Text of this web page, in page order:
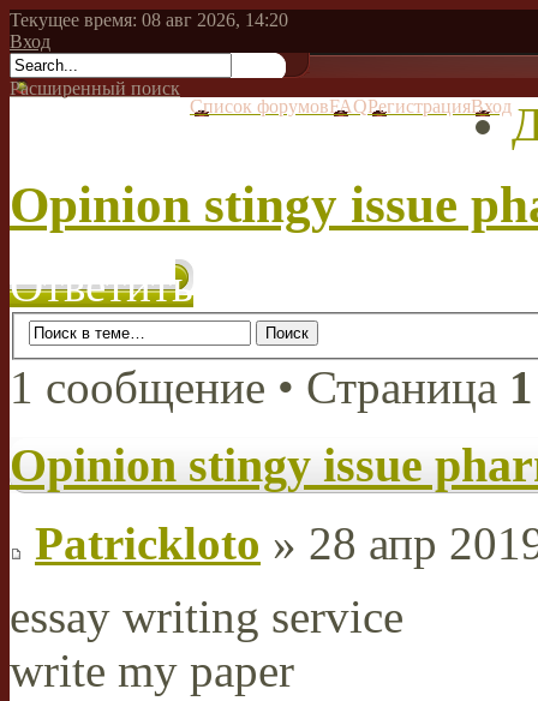
Текущее время: 08 авг 2026, 14:20
Вход
Расширенный поиск
Список форумовFAQРегистрацияВход
Opinion stingy issue
Ответить
1 сообщение • Страница 1
Opinion stingy issue
Patrickloto » 28 апр
essay writing service
write my paper